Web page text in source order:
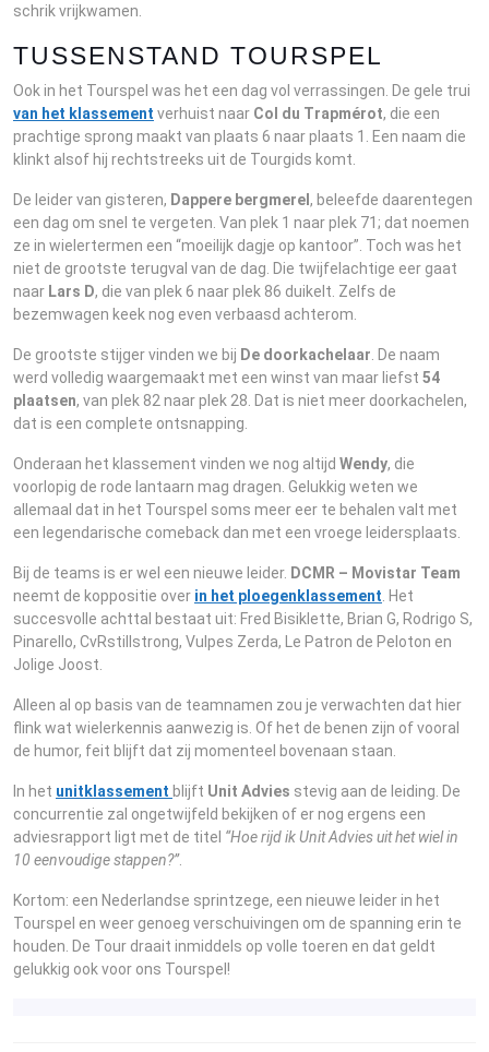
schrik vrijkwamen.
TUSSENSTAND TOURSPEL
Ook in het Tourspel was het een dag vol verrassingen. De gele trui
van het klassement verhuist naar Col du Trapmérot, die een
prachtige sprong maakt van plaats 6 naar plaats 1. Een naam die
klinkt alsof hij rechtstreeks uit de Tourgids komt.
De leider van gisteren, Dappere bergmerel , beleefde daarentegen
een dag om snel te vergeten. Van plek 1 naar plek 71; dat noemen
ze in wielertermen een “moeilijk dagje op kantoor”. Toch was het
niet de grootste terugval van de dag. Die twijfelachtige eer gaat
naar Lars D, die van plek 6 naar plek 86 duikelt. Zelfs de
bezemwagen keek nog even verbaasd achterom.
De grootste stijger vinden we bij De doorkachelaar . De naam
werd volledig waargemaakt met een winst van maar liefst 54
plaatsen, van plek 82 naar plek 28. Dat is niet meer doorkachelen,
dat is een complete ontsnapping.
Onderaan het klassement vinden we nog altijd Wendy, die
voorlopig de rode lantaarn mag dragen. Gelukkig weten we
allemaal dat in het Tourspel soms meer eer te behalen valt met
een legendarische comeback dan met een vroege leidersplaats.
Bij de teams is er wel een nieuwe leider. DCMR – Movistar Team
neemt de koppositie over in het ploegenklassement . Het
succesvolle achttal bestaat uit: Fred Bisiklette, Brian G, Rodrigo S,
Pinarello, CvRstillstrong, Vulpes Zerda, Le Patron de Peloton en
Jolige Joost.
Alleen al op basis van de teamnamen zou je verwachten dat hier
flink wat wielerkennis aanwezig is. Of het de benen zijn of vooral
de humor, feit blijft dat zij momenteel bovenaan staan.
In het unitklassement blijft Unit Advies stevig aan de leiding. De
concurrentie zal ongetwijfeld bekijken of er nog ergens een
adviesrapport ligt met de titel “Hoe rijd ik Unit Advies uit het wiel in
10 eenvoudige stappen?”.
Kortom: een Nederlandse sprintzege, een nieuwe leider in het
Tourspel en weer genoeg verschuivingen om de spanning erin te
houden. De Tour draait inmiddels op volle toeren en dat geldt
gelukkig ook voor ons Tourspel!